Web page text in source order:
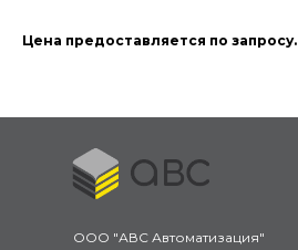
Цена предоставляется по запросу.
ООО "АВС Автоматизация"